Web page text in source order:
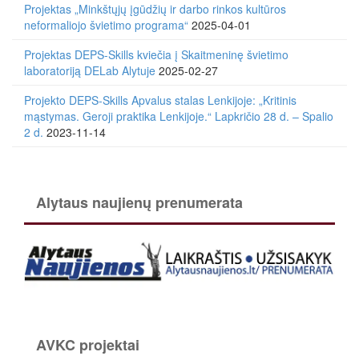
Projektas „Minkštųjų įgūdžių ir darbo rinkos kultūros
neformaliojo švietimo programa“ 2025-04-01
Projektas DEPS-Skills kviečia į Skaitmeninę švietimo
laboratoriją DELab Alytuje 2025-02-27
Projekto DEPS-Skills Apvalus stalas Lenkijoje: „Kritinis
mąstymas. Geroji praktika Lenkijoje.“ Lapkričio 28 d. – Spalio
2 d. 2023-11-14
Alytaus naujienų prenumerata
AVKC projektai